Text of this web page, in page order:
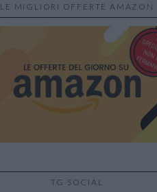
LE MIGLIORI OFFERTE AMAZON
TG SOCIAL